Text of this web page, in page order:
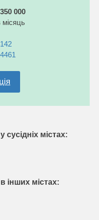
000
місяць
містах:
інших містах: